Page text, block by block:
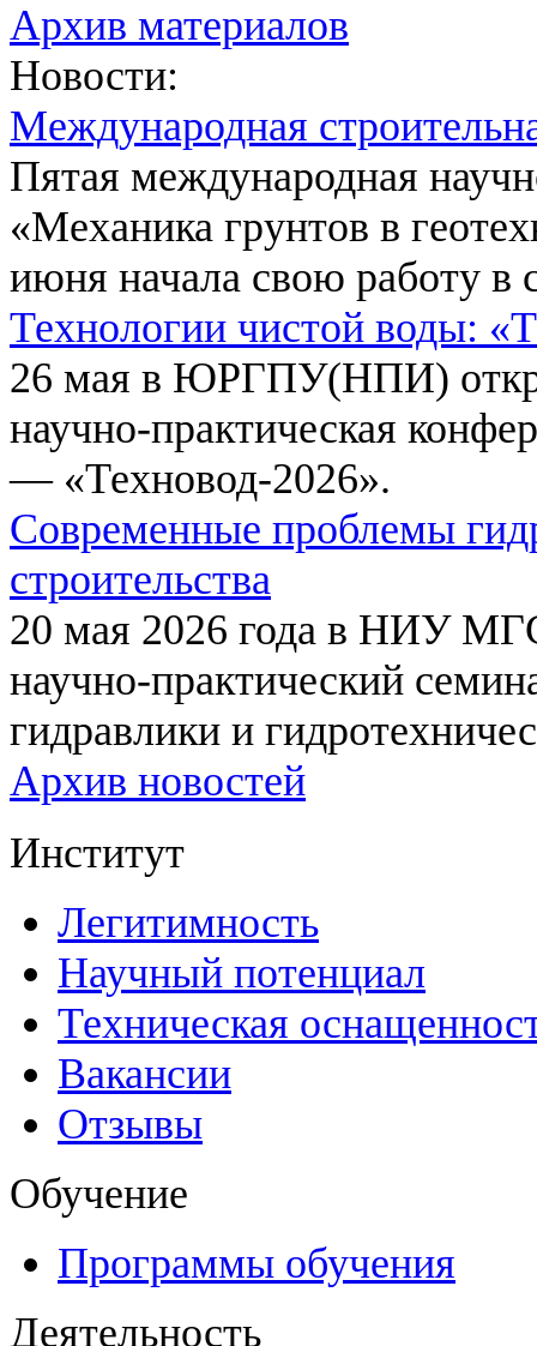
Архив материалов
Новости:
Международная
Пятая международная
«Механика грунтов в
июня начала свою работу в
Технологии чистой воды:
26 мая в ЮРГПУ(НПИ)
научно-практическая
— «Техновод-2026».
Современные проблемы
строительства
20 мая 2026 года в НИУ
научно-практический
гидравлики и
Архив новостей
Институт
Легитимность
Научный потенциал
Техническая
Вакансии
Отзывы
Обучение
Программы обучения
Деятельность